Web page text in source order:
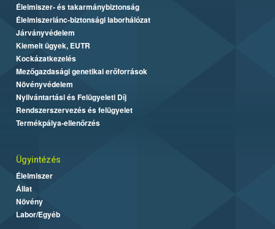
Élelmiszer- és takarmánybiztonság
Élelmiszerlánc-biztonsági laborhálózat
Járványvédelem
Kiemelt ügyek, EUTR
Kockázatkezelés
Mezőgazdasági genetikai erőforrások
Növényvédelem
Nyilvántartási és Felügyeleti Díj
Rendszerszervezés és felügyelet
Termékpálya-ellenőrzés
Ügyintézés
Élelmiszer
Állat
Növény
Labor/Egyéb